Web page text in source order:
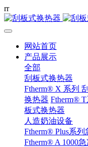
rr
网站首页
产品展示
全部
刮板式换热器
Ftherm® X 系列
换热器 Ftherm®
板式换热器
人造奶油设备
Ftherm® Plus系列
Ftherm® A 1000